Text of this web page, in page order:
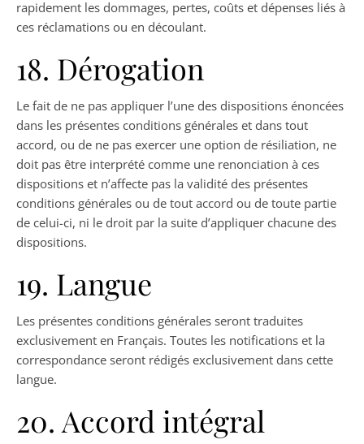
rapidement les dommages, pertes, coûts et dépenses liés à
ces réclamations ou en découlant.
18. Dérogation
Le fait de ne pas appliquer l’une des dispositions énoncées
dans les présentes conditions générales et dans tout
accord, ou de ne pas exercer une option de résiliation, ne
doit pas être interprété comme une renonciation à ces
dispositions et n’affecte pas la validité des présentes
conditions générales ou de tout accord ou de toute partie
de celui-ci, ni le droit par la suite d’appliquer chacune des
dispositions.
19. Langue
Les présentes conditions générales seront traduites
exclusivement en Français. Toutes les notifications et la
correspondance seront rédigés exclusivement dans cette
langue.
20. Accord intégral